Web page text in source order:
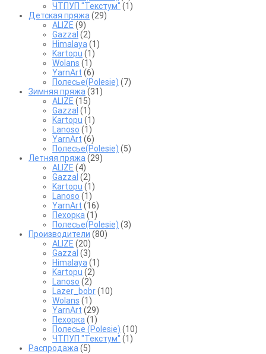
ЧТПУП "Текстум" (1)
Детская пряжа(29)
ALIZE (9)
Gazzal (2)
Himalaya(1)
Kartopu (1)
Wolans (1)
YarnArt (6)
Полесье(Polesie) (7)
Зимняя пряжа(31)
ALIZE (15)
Gazzal (1)
Kartopu (1)
Lanoso (1)
YarnArt (6)
Полесье(Polesie) (5)
Летняя пряжа(29)
ALIZE (4)
Gazzal (2)
Kartopu (1)
Lanoso (1)
YarnArt (16)
Пехорка(1)
Полесье(Polesie) (3)
Производители (80)
ALIZE (20)
Gazzal (3)
Himalaya(1)
Kartopu (2)
Lanoso (2)
Lazer_bobr(10)
Wolans (1)
YarnArt (29)
Пехорка(1)
Полесье (Polesie) (10)
ЧТПУП "Текстум" (1)
Распродажа(5)